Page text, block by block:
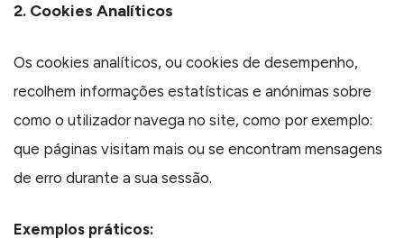
2. Cookies Analíticos
Os cookies analíticos, ou cookies de desempenho,
recolhem informações estatísticas e anónimas sobre
como o utilizador navega no site, como por exemplo:
que páginas visitam mais ou se encontram mensagens
de erro durante a sua sessão.
Exemplos práticos: